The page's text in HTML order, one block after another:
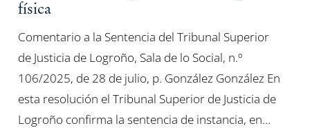
física
Comentario a la Sentencia del Tribunal Superior
de Justicia de Logroño, Sala de lo Social, n.º
106/2025, de 28 de julio, p. González González En
esta resolución el Tribunal Superior de Justicia de
Logroño confirma la sentencia de instancia, en…